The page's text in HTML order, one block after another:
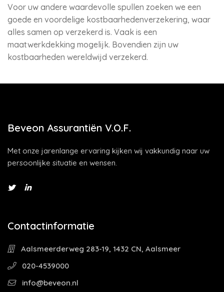
Voor uw andere waardevolle spullen zoeken we een
goede en voordelige kostbaarhedenverzekering, waar
alles samen op verzekerd is. Vaak is een
maatwerkdekking mogelijk. Bovendien zijn uw
kostbaarheden wereldwijd verzekerd.
Beveon Assurantiën V.O.F.
Met onze jarenlange ervaring kijken wij vakkundig naar uw
persoonlijke situatie en wensen.
Contactinformatie
Aalsmeerderweg 283-19, 1432 CN, Aalsmeer
020-4539000
info@beveon.nl